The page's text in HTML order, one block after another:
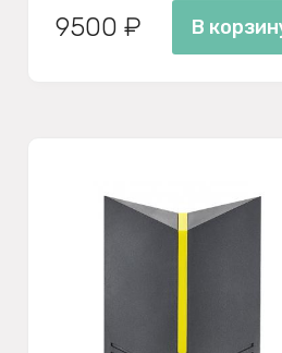
9500 ₽ В